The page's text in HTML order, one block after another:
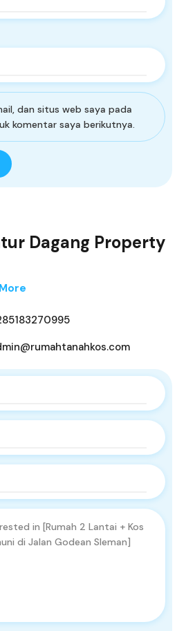
dan situs web saya pada
komentar saya berikutnya.
Dagang Property